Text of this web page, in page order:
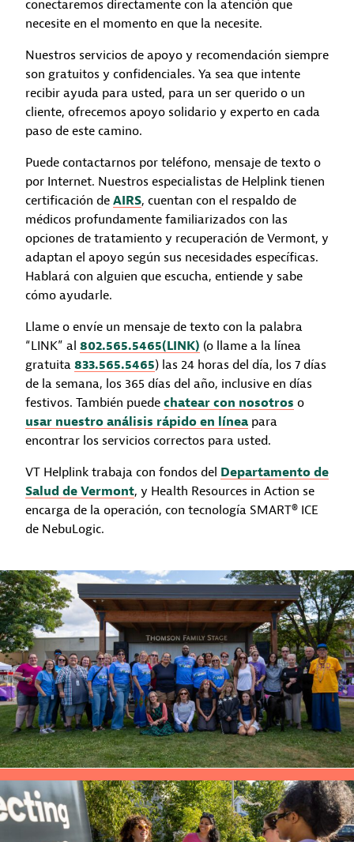
conectaremos directamente con la atención que
necesite en el momento en que la necesite.
Nuestros servicios de apoyo y recomendación siempre
son gratuitos y confidenciales. Ya sea que intente
recibir ayuda para usted, para un ser querido o un
cliente, ofrecemos apoyo solidario y experto en cada
paso de este camino.
Puede contactarnos por teléfono, mensaje de texto o
por Internet. Nuestros especialistas de Helplink tienen
certificación de AIRS, cuentan con el respaldo de
médicos profundamente familiarizados con las
opciones de tratamiento y recuperación de Vermont, y
adaptan el apoyo según sus necesidades específicas.
Hablará con alguien que escucha, entiende y sabe
cómo ayudarle.
Llame o envíe un mensaje de texto con la palabra
“LINK” al 802.565.5465(LINK) (o llame a la línea
gratuita 833.565.5465) las 24 horas del día, los 7 días
de la semana, los 365 días del año, inclusive en días
festivos. También puede chatear con nosotros o
usar nuestro análisis rápido en línea para
encontrar los servicios correctos para usted.
VT Helplink trabaja con fondos del Departamento de
Salud de Vermont, y Health Resources in Action se
encarga de la operación, con tecnología SMART® ICE
de NebuLogic.